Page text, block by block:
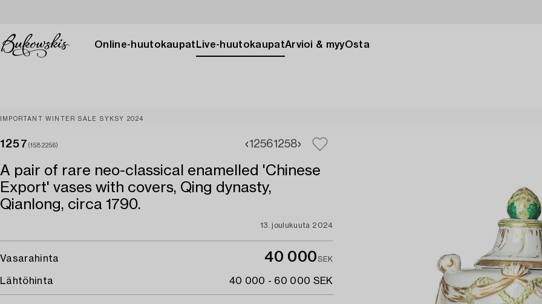
Online-huutokaupat Live-huutokaupatArvioi & myyOsta
IMPORTANT WINTER SALE SYKSY 2024
1257 (1582256) 12561258
A pair of rare neo-classical enamelled 'Chinese
Export' vases with covers, Qing dynasty,
Qianlong, circa 1790.
13. joulukuuta 2024
Vasarahinta 40 000SEK
Lähtöhinta 40 000 - 60 000 SEK